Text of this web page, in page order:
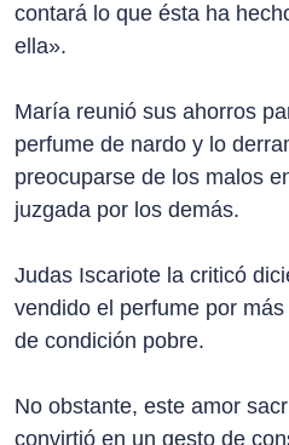
contará lo que ésta ha
ella».
María reunió sus ahorros
perfume de nardo y lo
preocuparse de los malos
juzgada por los demás.
Judas Iscariote la criticó
vendido el perfume por
de condición pobre.
No obstante, este amor
convirtió en un gesto de